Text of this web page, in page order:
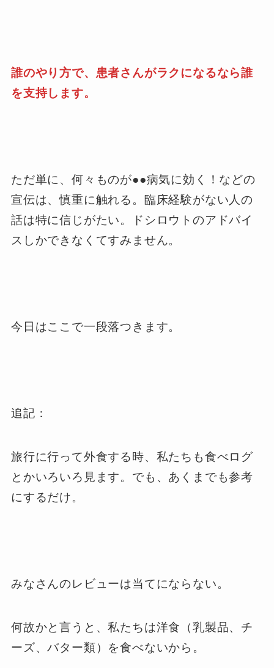
誰のやり方で、患者さんがラクになるなら誰
を支持します。
ただ単に、何々ものが●●病気に効く！などの
宣伝は、慎重に触れる。臨床経験がない人の
話は特に信じがたい。ドシロウトのアドバイ
スしかできなくてすみません。
今日はここで一段落つきます。
追記：
旅行に行って外食する時、私たちも食べログ
とかいろいろ見ます。でも、あくまでも参考
にするだけ。
みなさんのレビューは当てにならない。
何故かと言うと、私たちは洋食（乳製品、チ
ーズ、バター類）を食べないから。